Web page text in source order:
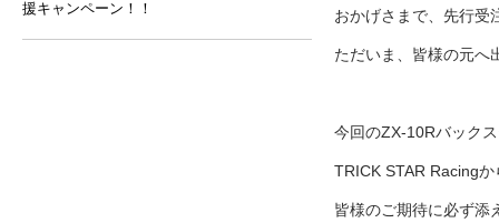
おかげさまで、先行受
ただいま、皆様の元へ
今回のZX-10Rバック
TRICK STAR Racing
皆様のご期待に必ず添
援キャンペーン！！